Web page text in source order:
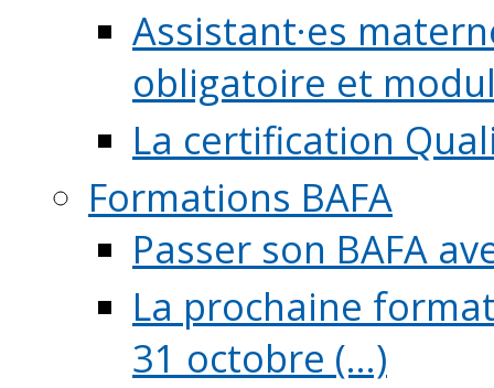
Assistant·es
obligatoire et
La certification
Formations BAFA
Passer son BAFA
La prochaine
31 octobre (...)